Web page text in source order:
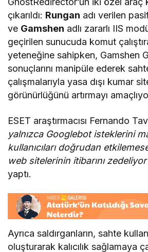
çıkarıldı: Rungan adı verilen
ve Gamshen adlı zararlı IIS
geçirilen sunucuda komut
yeteneğine sahipken, Gamshen
sonuçlarını manipüle ederek
çalışmalarıyla yasa dışı kumar
görünürlüğünü artırmayı
ESET araştırmacısı Fernando
yalnızca Googlebot isteklerini
kullanıcıları doğrudan
web sitelerinin itibarını
yaptı.
Ayrıca saldırganların, sahte
oluşturarak kalıcılık sağlamaya